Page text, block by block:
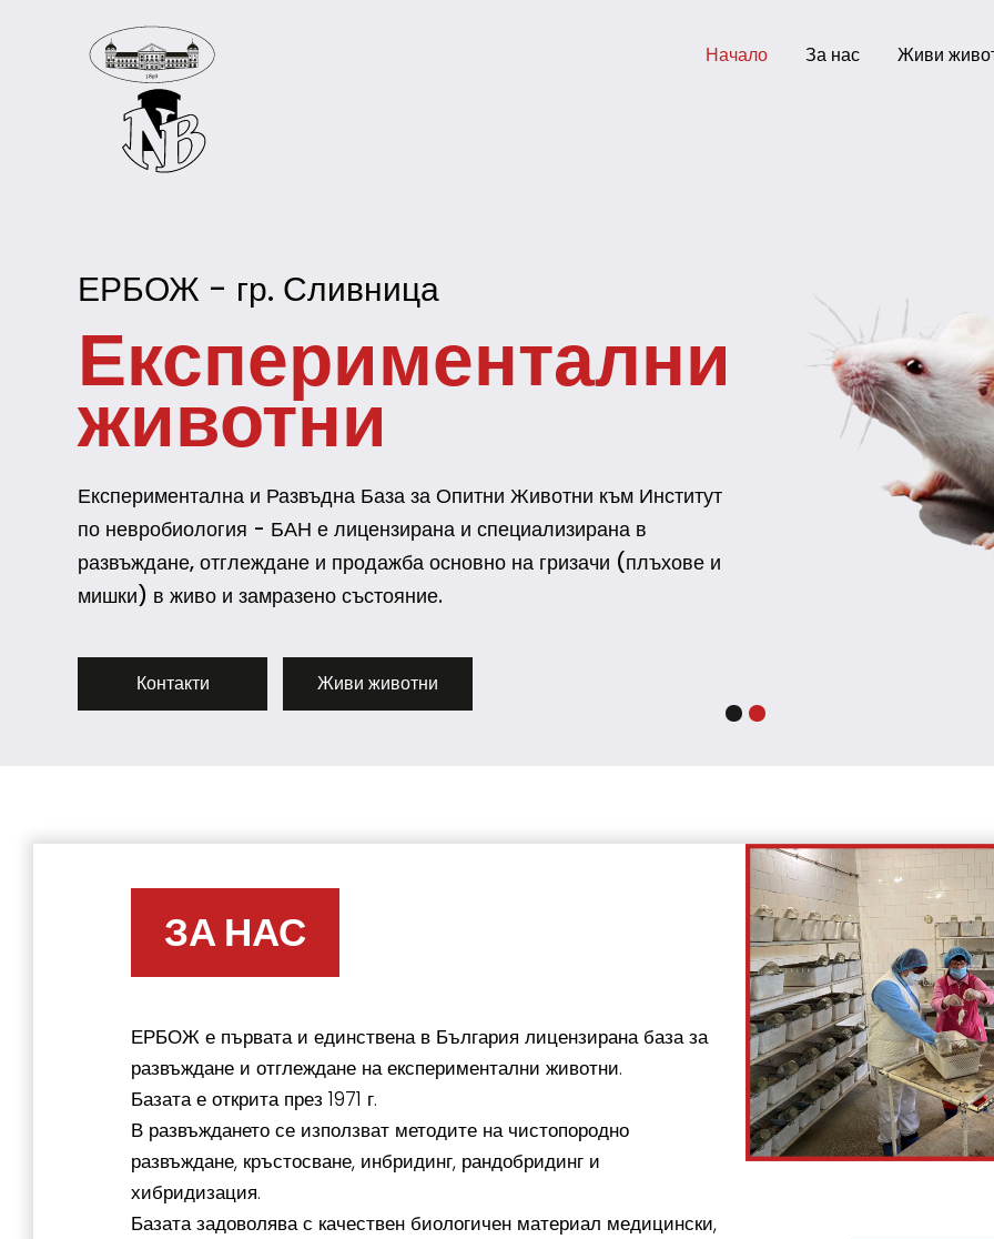
Начало За нас Живи
ЕРБОЖ -
Контакти
ЗА НАС
ЕРБОЖ е първата и единствена в България лицензирана база за
развъждане и отглеждане на експериментални животни.
Базата е открита през 1971 г.
В развъждането се използват методите на чистопородно
развъждане, кръстосване, инбридинг, рандобридинг и
хибридизация.
Базата задоволява с качествен биологичен материал медицински,